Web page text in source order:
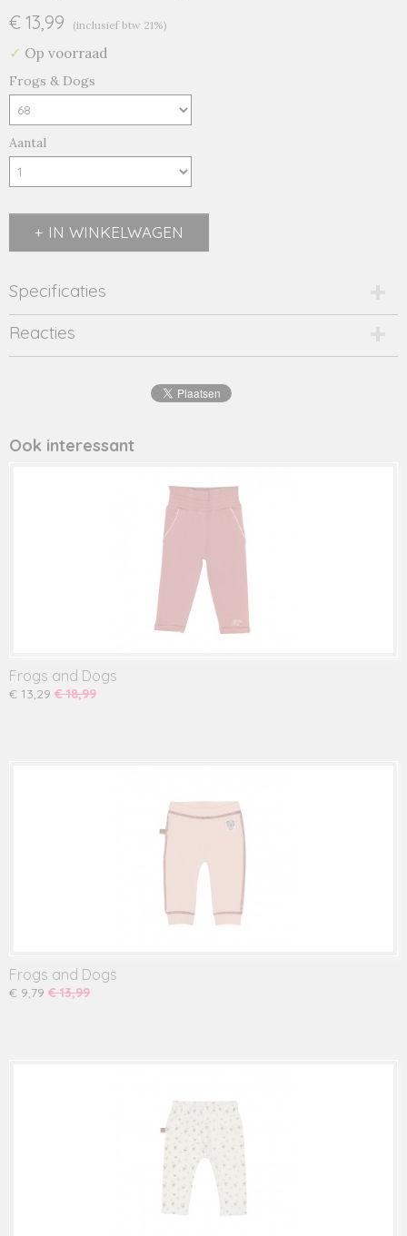
€ 13,99 (inclusief btw 21%)
✓ Op voorraad
Frogs & Dogs
Aantal
IN WINKELWAGEN
Specificaties
Productcode
23094006-18630
Reacties
Ook interessant
Frogs and Dogs
€ 13,29 € 18,99
Frogs and Dogs
€ 9,79 € 13,99